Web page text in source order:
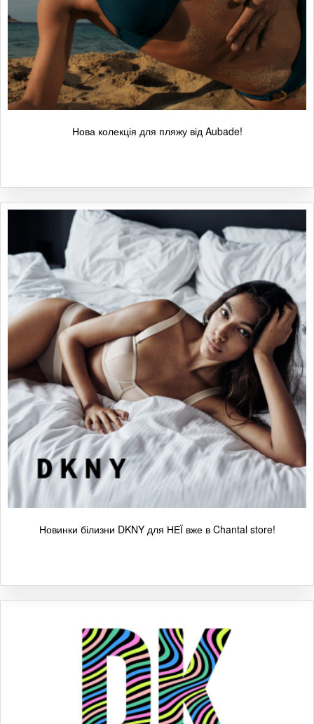
Нова колекція для пляжу від Aubade!
Новинки білизни DKNY для НЕЇ вже в Chantal store!